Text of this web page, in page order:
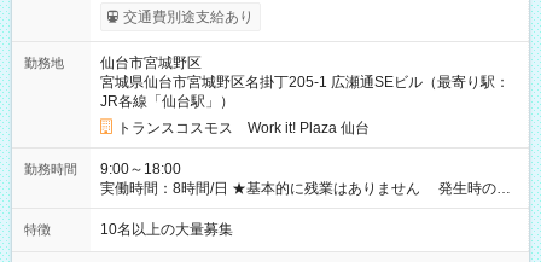
2,500円/日） ※残業代：残業発生時は1分単位で支給 ※研修中の
給与変動なし ＜ 収入例 ＞ ■週5日勤務の場合… 月収22万8,800
4日勤務の場合… 月収16万6,400円以上可能 ※交通費別途支給
（時給1,300円×8時間×16日） 【試用期間】試用期間なし
交通費別途支給あり
勤務地
仙台市宮城野区
宮城県仙台市宮城野区名掛丁205-1 広瀬通SEビル（最寄り駅：
JR各線「仙台駅」）
トランスコスモス Work it! Plaza 仙台
勤務時間
9:00～18:00
実働時間：8時間/日 ★基本的に残業はありません 発生時の残
業代は1分単位で支給いたします
特徴 10名以上の大量募集